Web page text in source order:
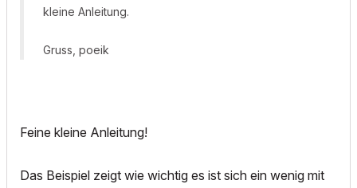
kleine Anleitung.
Gruss, poeik
Feine kleine Anleitung!
Das Beispiel zeigt wie wichtig es ist sich ein wenig mit